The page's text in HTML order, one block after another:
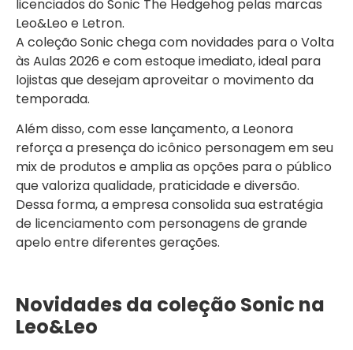
licenciados do Sonic The Hedgehog pelas marcas
Leo&Leo e Letron.
A coleção Sonic chega com novidades para o Volta
às Aulas 2026 e com estoque imediato, ideal para
lojistas que desejam aproveitar o movimento da
temporada.
Além disso, com esse lançamento, a Leonora
reforça a presença do icônico personagem em seu
mix de produtos e amplia as opções para o público
que valoriza qualidade, praticidade e diversão.
Dessa forma, a empresa consolida sua estratégia
de licenciamento com personagens de grande
apelo entre diferentes gerações.
Novidades da coleção Sonic na
Leo&Leo